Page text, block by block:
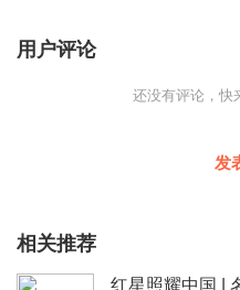
用户评论
还没有评论，快
发
相关推荐
红星照耀中国 |